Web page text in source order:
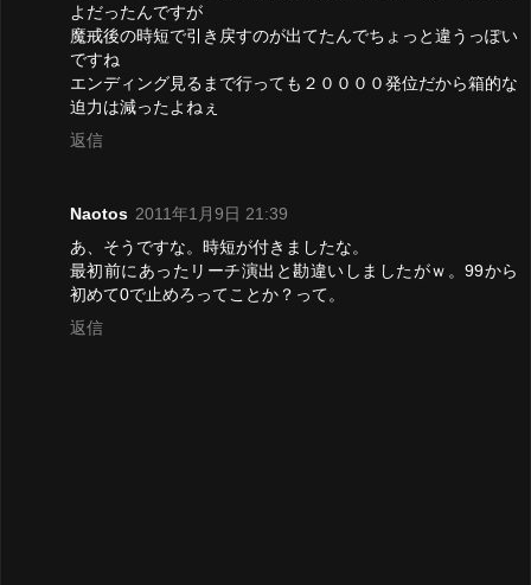
よだったんですが
魔戒後の時短で引き戻すのが出てたんでちょっと違うっぽい
ですね
エンディング見るまで行っても２００００発位だから箱的な
迫力は減ったよねぇ
返信
Naotos 2011年1月9日 21:39
あ、そうですな。時短が付きましたな。
最初前にあったリーチ演出と勘違いしましたがｗ。99から
初めて0で止めろってことか？って。
返信